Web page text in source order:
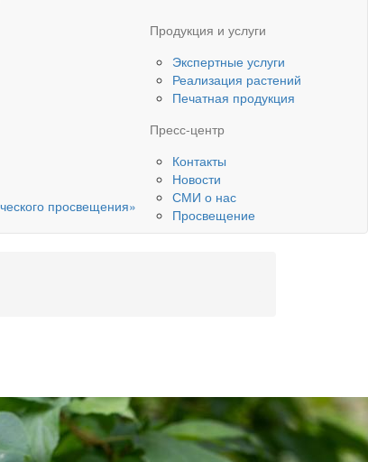
просвещения»
Продукция и услуги
Экспертные услуги
Реализация растений
Печатная продукция
Пресс-центр
Контакты
Новости
СМИ о нас
Просвещение